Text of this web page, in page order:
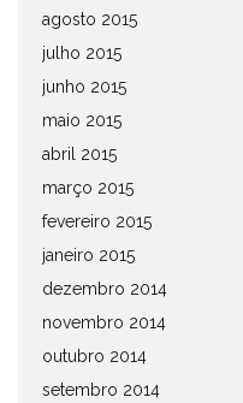
agosto 2015
julho 2015
junho 2015
maio 2015
abril 2015
março 2015
fevereiro 2015
janeiro 2015
dezembro 2014
novembro 2014
outubro 2014
setembro 2014